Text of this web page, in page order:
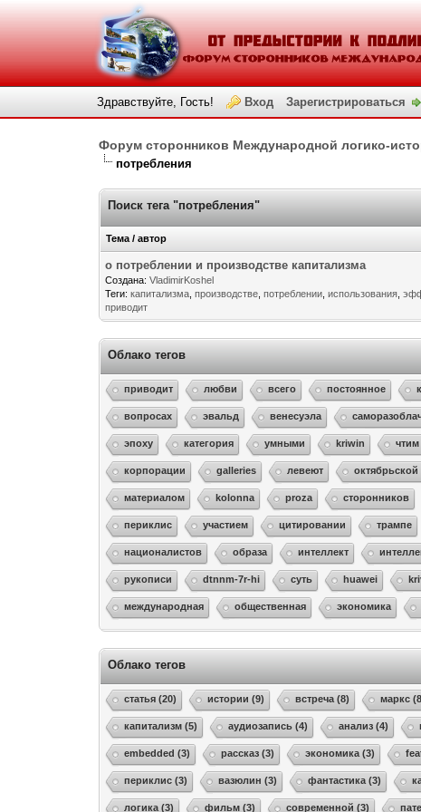
Здравствуйте, Гость! Вход Зарегистрироваться
Форум сторонников Международной логико-
потребления
Поиск тега "потребления"
Тема / автор
о потреблении и производстве капитализма
Создана:VladimirKoshel
Теги:капитализма ,производстве ,потреблении ,использования ,
приводит
Облако тегов
приводит любви всего постоянное
вопросах эвальд венесуэла
эпоху категория умными kriwin чтим
корпорации galleries левеют октябрьской
материалом kolonna proza сторонников
периклис участием цитировании трампе
националистов образа интеллект
рукописи dtnnm-7r-hi суть huawei
международная общественная экономика
Облако тегов
статья (20) истории (9) встреча (8) маркс
капитализм (5) аудиозапись (4) анализ (4)
embedded (3) рассказ (3) экономика (3)
периклис (3) вазюлин (3) фантастика (3)
логика (3) фильм (3) современной (3)